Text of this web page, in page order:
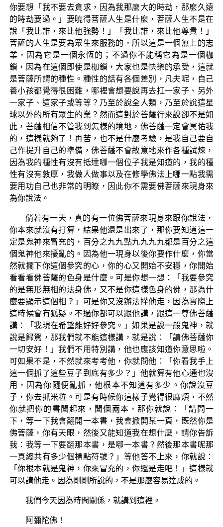
你要想「我不要去貪求，因為我那麼大的時劫，那麼久遠
的時劫要過。」要曉得菩薩人生是什麼，菩薩人生不是在
說「我比誰，來比他強勢！」「我比誰，來比他尊貴！」
菩薩的人生是要為眾生來服務的，所以這是一個無上的志
業，因為它是一個永恆的；不過你不能稱它為是一個枷
鎖，因為在這個即使是枷鎖，大家也是快樂的承受，這就
是菩薩所謂的種性。種性的話有各個差別，凡夫呢，自己
養小孩都覺得很困難，哪裡會想要說再去扛一家子、另外
一家子、這家子或等等？乃至於說全人類，乃至於說這星
球以外的所有眾生的業？然而這對於菩薩行來說卻不是如
此，菩薩相信不管我到怎樣的境地，佛菩薩一定會冥佑我
的，這樣就夠了！再苦，也不是什麼考驗，是我自己要自
己作提升自己的準備，佛菩薩不會故意地來作各種試煉，
因為我的種性有沒有抵達哪一個位子我是知道的，我的種
性有沒有敦厚，我做人做事以及在修學佛法上哪一點我需
要用功自己也非常的明瞭，因此你不需要佛菩薩來現身來
為你說法。
倘若有一天，真的有一位佛菩薩來現身來跟你說法，
你本來就沒有打算，結果他還是出來了，那你要知道這一
定是鬼神來冒充的，百分之九九點九九九九都是百分之這
個鬼神他來擾亂的。因為他一現身以後你要作什麼，你當
然就擱下你這個參究的心，你的心又開始不安穩，你開始
看看看佛菩薩的色身是什麼。可是你想一想：「我要參究
的是無形無相的法身佛，又不是你這樣色身的佛，那為什
麼要顯示這個相？」可是你又沒辦法攆他走，因為實際上
這時候會有狐疑。不過你都可以跟他講，跟這一尊佛菩薩
講：「我現在希望能好好參究。」如果是說一般鬼神，就
說是歸駕，那我們就不能這樣講，就是說：「請佛菩薩你
一切安好！」我們不用特別講，他也應該知道你意思啦。
可如果不是，不然就來考考他，你就問他：「你看我手上
這一個抓了這些豆子到底有多少？」他就算有他心通也沒
用，因為你隨便亂抓，他根本不知道有多少。你說沒豆
子，你去抓米粒。可是有時候你這樣子覺得很麻煩，不然
你就把你的書闔起來，闔個兩本，那你就說：「請問一
下，等一下我會翻開一本書，我會掀開某一頁，既然你是
佛菩薩，你有天眼，然後又能知道我在想什麼，請你告訴
我：我等一下要翻那本書，是哪一本書？然後那本書呢那
一頁總共有多少個標點符號？」等他答不上來，你就說：
「你根本就是鬼神，你來冒充的，你還是走吧！」這樣就
可以請他走。因為剛剛所說的，不是那麼容易達成的。
我們今天因為時間關係，就講到這裡。
阿彌陀佛！